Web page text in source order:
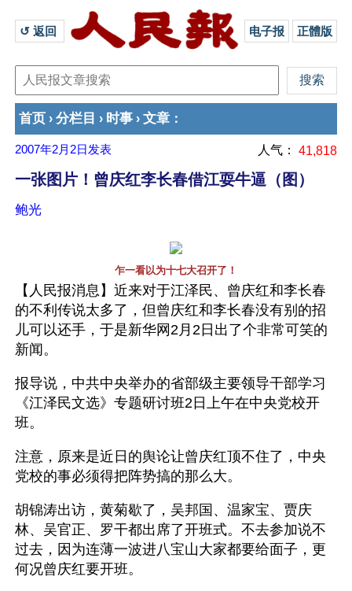
↺ 返回 电子报 正體版
首页 › 分栏目 › 时事 › 文章 ：
2007年2月2日 发表 人气： 41,818
一张图片！曾庆红李长春借江耍牛逼（图）
鲍光
乍一看以为十七大召开了！
【人民报消息】近来对于江泽民、曾庆红和李长春
的不利传说太多了，但曾庆红和李长春没有别的招
儿可以还手，于是新华网2月2日出了个非常可笑的
新闻。
报导说，中共中央举办的省部级主要领导干部学习
《江泽民文选》专题研讨班2日上午在中央党校开
班。
注意，原来是近日的舆论让曾庆红顶不住了，中央
党校的事必须得把阵势搞的那么大。
胡锦涛出访，黄菊歇了，吴邦国、温家宝、贾庆
林、吴官正、罗干都出席了开班式。不去参加说不
过去，因为连薄一波进八宝山大家都要给面子，更
何况曾庆红要开班。